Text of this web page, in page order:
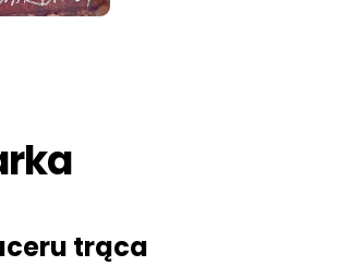
trąca